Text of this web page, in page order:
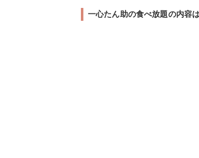
一心たん助の食べ放題の内容